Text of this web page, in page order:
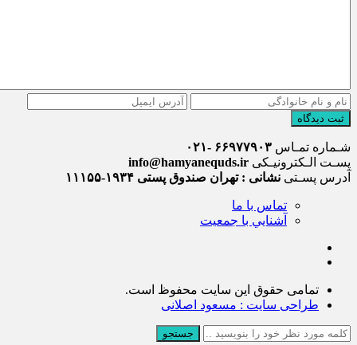
ثبت دیدگاه
شـماره تمـاس ۶۶۹۷۷۹۰۳ -۰۲۱
پسـت الـکترونیـکی info@hamyanequds.ir
آدرس پسـتی نشانی : تهران صندوق پستی ۱۹۳۴-۱۱۱۵۵
تماس با ما
آشنايي با جمعيت
تمامی حقوق این سایت محفوظ است.
طراحی سایت : مسعود اصلانی
جستجو